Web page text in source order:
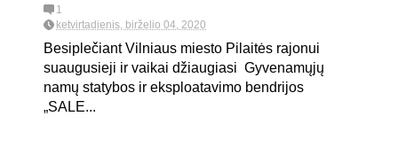
1
ketvirtadienis, birželio 04, 2020
Besiplečiant Vilniaus miesto Pilaitės rajonui
suaugusieji ir vaikai džiaugiasi Gyvenamųjų
namų statybos ir eksploatavimo bendrijos
„SALE...